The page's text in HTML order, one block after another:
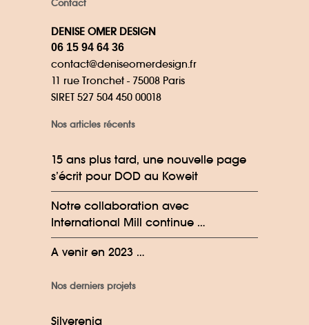
Contact
DENISE OMER DESIGN
06 15 94 64 36
contact@deniseomerdesign.fr
11 rue Tronchet - 75008 Paris
SIRET 527 504 450 00018
Nos articles récents
15 ans plus tard, une nouvelle page
s’écrit pour DOD au Koweit
Notre collaboration avec
International Mill continue …
A venir en 2023 …
Nos derniers projets
Silverenia